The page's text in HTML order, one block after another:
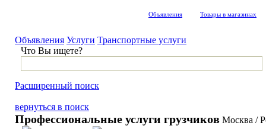
Объявления Товары в магазинах
Объявления Услуги Транспортные услуги
Что Вы ищете?
Расширенный поиск
вернуться в поиск
Профессиональные услуги грузчиков Москва /